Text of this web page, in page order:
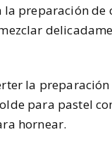
la preparación de
la preparación
para pastel
hornear.